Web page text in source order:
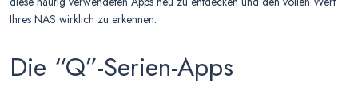
Ihres NAS wirklich zu erkennen.
Die “Q”-Serien-Apps